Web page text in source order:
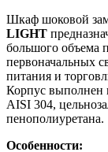
Шкаф шоковой
LIGHT
большого объема
первоначальных
питания и
Корпус выполнен
AISI 304,
пенополиуретана.
Особенности: